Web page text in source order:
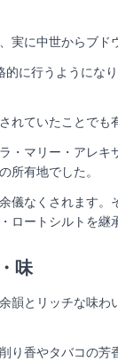
に中世からブド
に行うようにな
ていたことでも
・マリー・アレキ
所有地でした。
儀なくされます。
ートシルトを継
味
韻とリッチな味わ
り香やタバコの芳